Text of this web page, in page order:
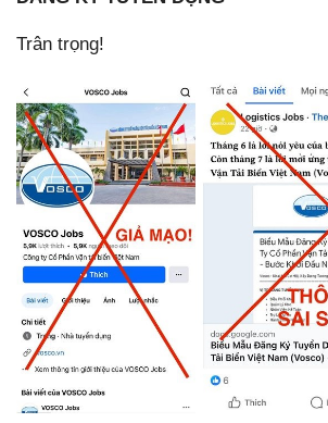
Trân trọng!